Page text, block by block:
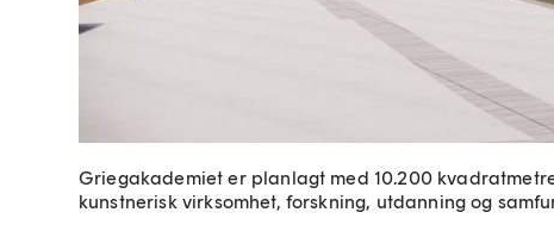
Griegakademiet er planlagt med 10.200
kunstnerisk virksomhet, forskning, utdanning og